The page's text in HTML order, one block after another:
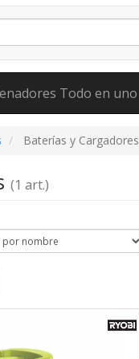
Todo en uno
Baterías y Cargadores
(1 art.)